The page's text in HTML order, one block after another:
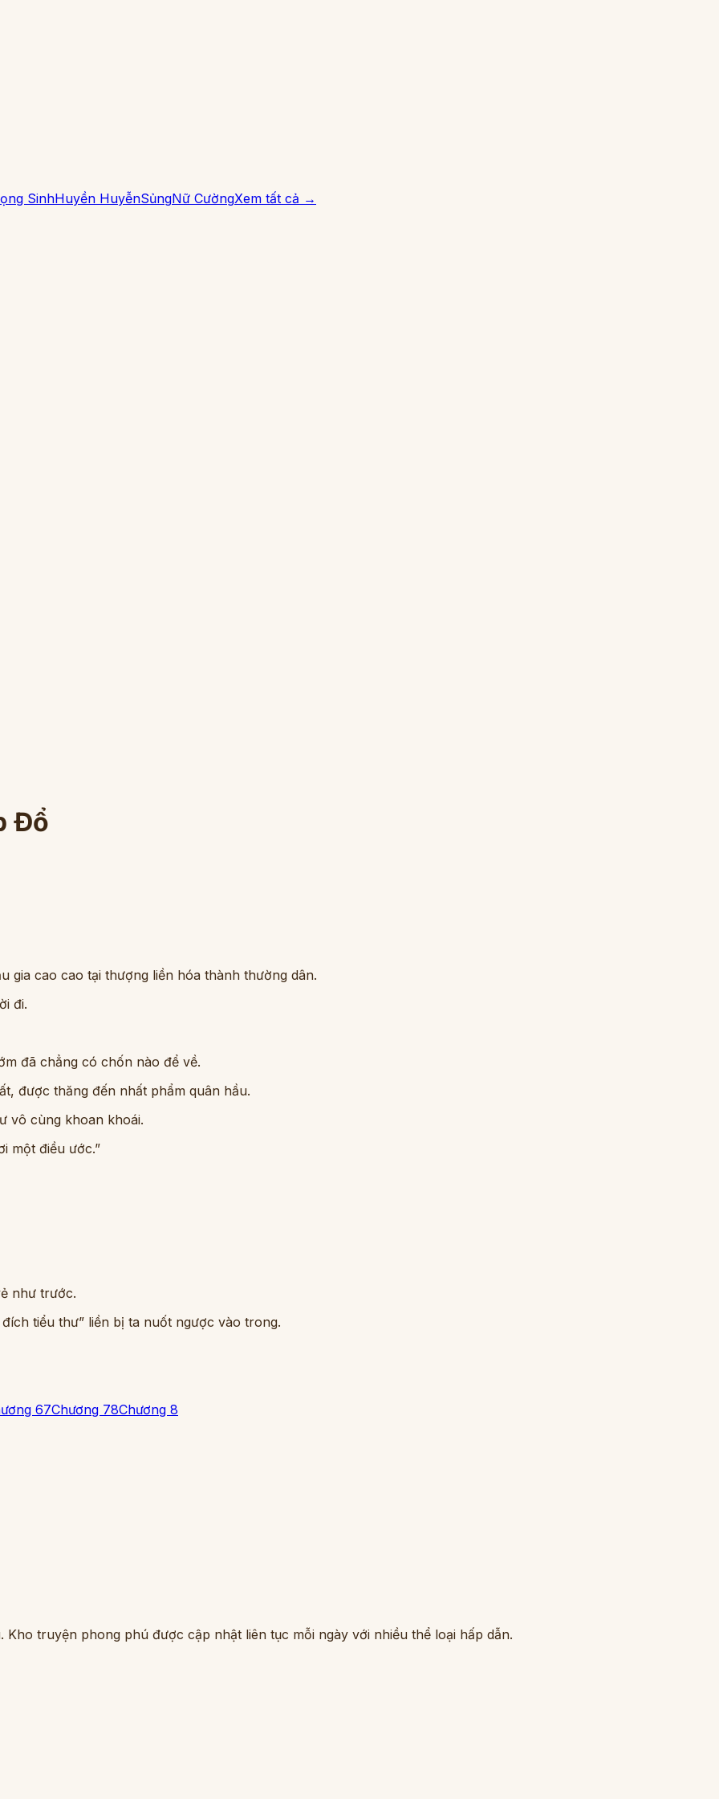
SinhHuyền HuyễnSủngNữ CườngXem tất cả →
Đổ
gia cao cao tại thượng liền hóa thành thường dân.
đi.
đã chẳng có chốn nào để về.
được thăng đến nhất phẩm quân hầu.
vô cùng khoan khoái.
một điều ước.”
như trước.
tiểu thư” liền bị ta nuốt ngược vào trong.
67Chương 78Chương 8
truyện phong phú được cập nhật liên tục mỗi ngày với nhiều thể loại hấp dẫn.